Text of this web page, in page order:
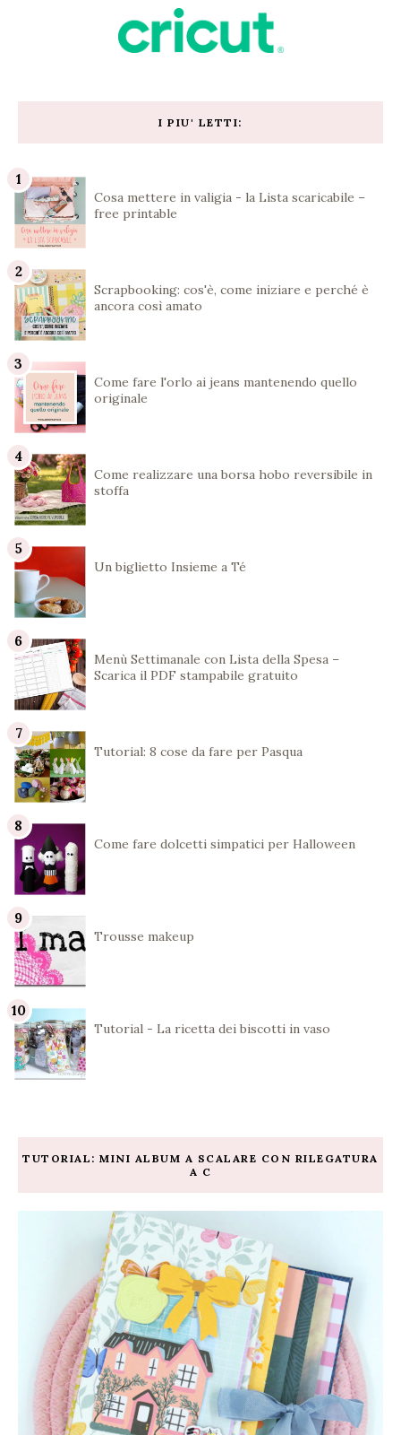
I PIU' LETTI:
Cosa mettere in valigia - la Lista scaricabile –
free printable
Scrapbooking: cos'è, come iniziare e perché è
ancora così amato
Come fare l'orlo ai jeans mantenendo quello
originale
Come realizzare una borsa hobo reversibile in
stoffa
Un biglietto Insieme a Té
Menù Settimanale con Lista della Spesa –
Scarica il PDF stampabile gratuito
Tutorial: 8 cose da fare per Pasqua
Come fare dolcetti simpatici per Halloween
Trousse makeup
Tutorial - La ricetta dei biscotti in vaso
TUTORIAL: MINI ALBUM A SCALARE CON RILEGATURA
A C